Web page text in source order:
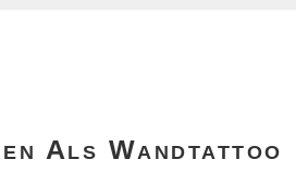
Als Wandtattoo